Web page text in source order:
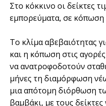
Στο κόκκινο οι δείκτες
εμπορεύματα, σε κόπωση
Το κλίμα αβεβαιότητας
και η κόπωση στις
να ανατροφοδοτούν
μήνες τη διαμόρφωση
μια απότομη διόρθωση
βαμβάκι, με τους